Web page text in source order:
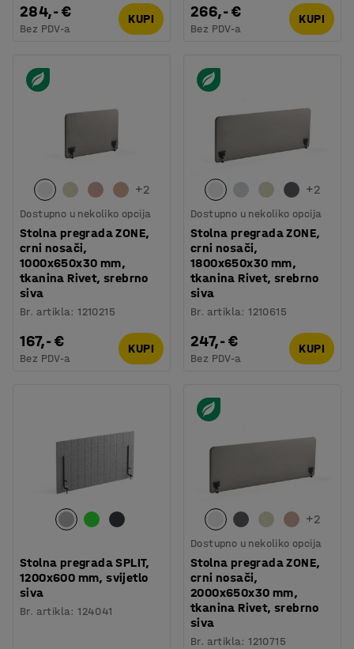
284,- €
Bez PDV-a
KUPI 266,- €
Bez PDV-a
KUPI
+2
Dostupno u nekoliko opcija
Stolna pregrada ZONE,
crni nosači,
1000x650x30 mm,
tkanina Rivet, srebrno
siva
Br. artikla:1210215
167,- €
Bez PDV-a
KUPI
+2
Dostupno u nekoliko opcija
Stolna pregrada ZONE,
crni nosači,
1800x650x30 mm,
tkanina Rivet, srebrno
siva
Br. artikla:1210615
247,- €
Bez PDV-a
KUPI
Stolna pregrada SPLIT,
1200x600 mm, svijetlo
siva
Br. artikla:124041
+2
Dostupno u nekoliko opcija
Stolna pregrada ZONE,
crni nosači,
2000x650x30 mm,
tkanina Rivet, srebrno
siva
Br. artikla:1210715